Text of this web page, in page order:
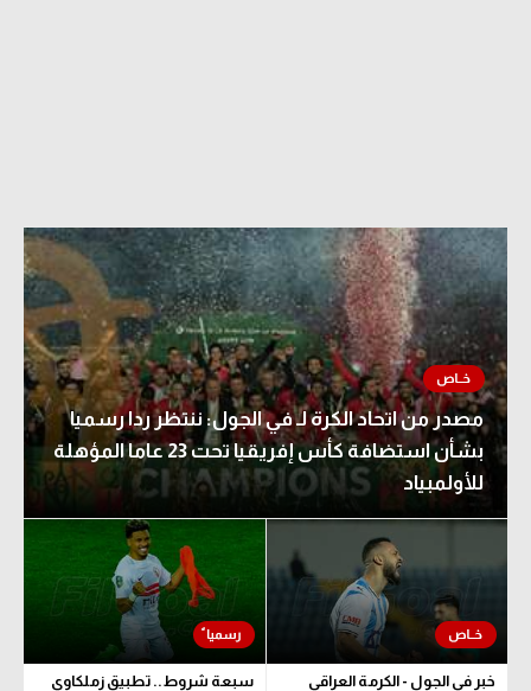
مصدر من اتحاد الكرة لـ في الجول: ننتظر ردا رسميا
بشأن استضافة كأس إفريقيا تحت 23 عاما المؤهلة
للأولمبياد
خبر في الجول - الكرمة العراقي
سبعة شروط.. تطبيق زملكاوي